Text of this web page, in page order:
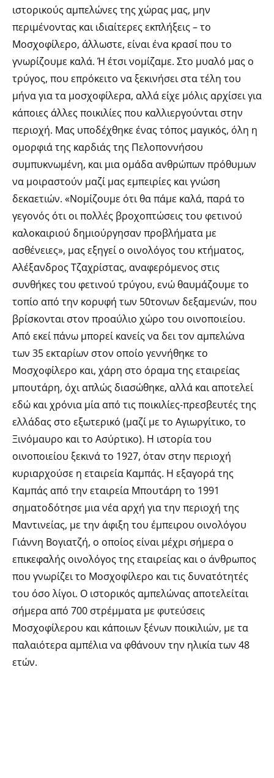
ιστορικούς αμπελώνες της χώρας μας, μην
περιμένοντας και ιδιαίτερες εκπλήξεις – το
Μοσχοφίλερο, άλλωστε, είναι ένα κρασί που το
γνωρίζουμε καλά. Ή έτσι νομίζαμε. Στο μυαλό μας ο
τρύγος, που επρόκειτο να ξεκινήσει στα τέλη του
μήνα για τα μοσχοφίλερα, αλλά είχε μόλις αρχίσει για
κάποιες άλλες ποικιλίες που καλλιεργούνται στην
περιοχή. Μας υποδέχθηκε ένας τόπος μαγικός, όλη η
ομορφιά της καρδιάς της Πελοποννήσου
συμπυκνωμένη, και μια ομάδα ανθρώπων πρόθυμων
να μοιραστούν μαζί μας εμπειρίες και γνώση
δεκαετιών. «Νομίζουμε ότι θα πάμε καλά, παρά το
γεγονός ότι οι πολλές βροχοπτώσεις του φετινού
καλοκαιριού δημιούργησαν προβλήματα με
ασθένειες», μας εξηγεί ο οινολόγος του κτήματος,
Αλέξανδρος Τζαχρίστας, αναφερόμενος στις
συνθήκες του φετινού τρύγου, ενώ θαυμάζουμε το
τοπίο από την κορυφή των 50τονων δεξαμενών, που
βρίσκονται στον προαύλιο χώρο του οινοποιείου.
Από εκεί πάνω μπορεί κανείς να δει τον αμπελώνα
των 35 εκταρίων στον οποίο γεννήθηκε το
Μοσχοφίλερο και, χάρη στο όραμα της εταιρείας
μπουτάρη, όχι απλώς διασώθηκε, αλλά και αποτελεί
εδώ και χρόνια μία από τις ποικιλίες-πρεσβευτές της
ελλάδας στο εξωτερικό (μαζί με το Αγιωργίτικο, το
Ξινόμαυρο και το Ασύρτικο). Η ιστορία του
οινοποιείου ξεκινά το 1927, όταν στην περιοχή
κυριαρχούσε η εταιρεία Καμπάς. Η εξαγορά της
Καμπάς από την εταιρεία Μπουτάρη το 1991
σηματοδότησε μια νέα αρχή για την περιοχή της
Μαντινείας, με την άφιξη του έμπειρου οινολόγου
Γιάννη Βογιατζή, ο οποίος είναι μέχρι σήμερα ο
επικεφαλής οινολόγος της εταιρείας και ο άνθρωπος
που γνωρίζει το Μοσχοφίλερο και τις δυνατότητές
του όσο λίγοι. Ο ιστορικός αμπελώνας αποτελείται
σήμερα από 700 στρέμματα με φυτεύσεις
Μοσχοφίλερου και κάποιων ξένων ποικιλιών, με τα
παλαιότερα αμπέλια να φθάνουν την ηλικία των 48
ετών.